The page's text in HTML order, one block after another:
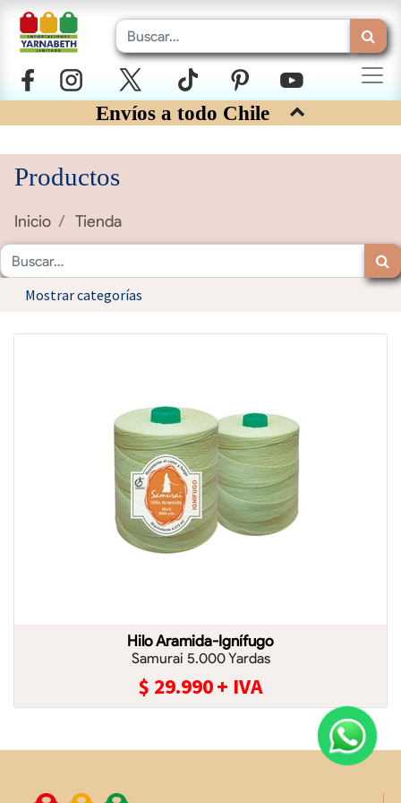
Envíos a todo Chile
Productos
Inicio Tienda
Mostrar categorías
Hilo Aramida-Ignífugo
Samurai 5.000 Yardas
$ 29.990+ IVA